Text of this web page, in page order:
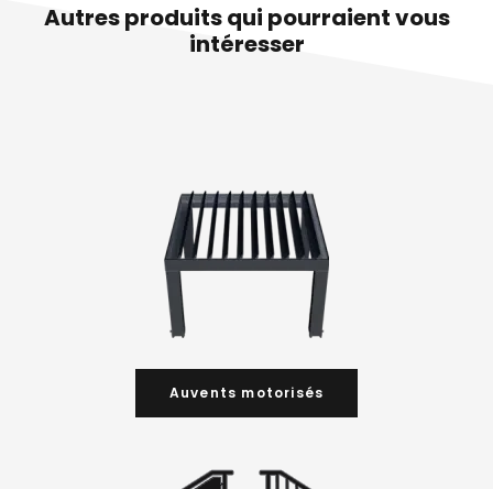
Autres produits qui pourraient vous
intéresser
Auvents motorisés